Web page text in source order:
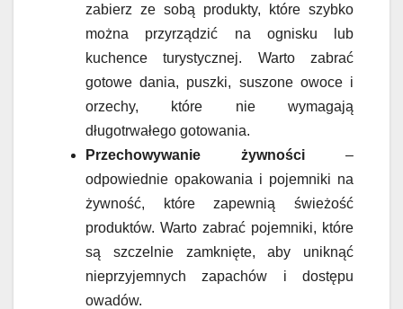
zabierz ze sobą produkty, które szybko
można przyrządzić na ognisku lub
kuchence turystycznej. Warto zabrać
gotowe dania, puszki, suszone owoce i
orzechy, które nie wymagają
długotrwałego gotowania.
Przechowywanie żywności –
odpowiednie opakowania i pojemniki na
żywność, które zapewnią świeżość
produktów. Warto zabrać pojemniki, które
są szczelnie zamknięte, aby uniknąć
nieprzyjemnych zapachów i dostępu
owadów.